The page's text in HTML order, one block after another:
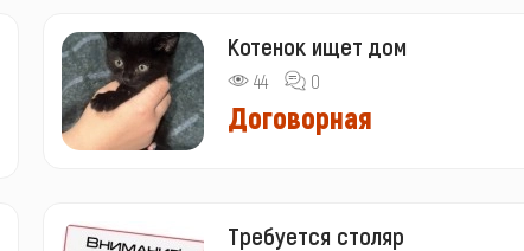
Котенок ищет дом
44 0
Договорная
Требуется столяр